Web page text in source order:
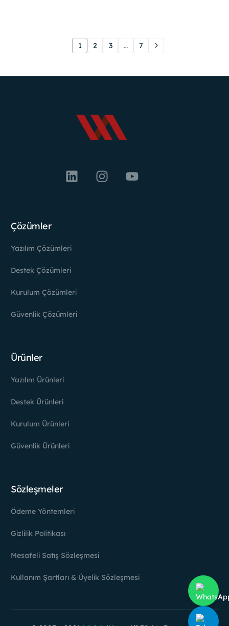
1 2 3 … 7
Çözümler
Yazılım Çözümleri
Destek Çözümleri
Kurulum Çözümleri
Güvenlik Çözümleri
Ürünler
Yazılım Ürünleri
Destek Ürünleri
Kurulum Ürünleri
Güvenlik Ürünleri
Sözleşmeler
Ödeme Yöntemleri
Gizlilik Politikası
Mesafeli Satış Sözleşmesi
Kullanım Şartları & Üyelik Sözleşmesi